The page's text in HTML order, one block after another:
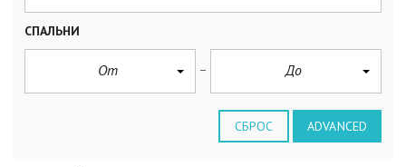
СПАЛЬНИ
От До
СБРОС ADVANCED